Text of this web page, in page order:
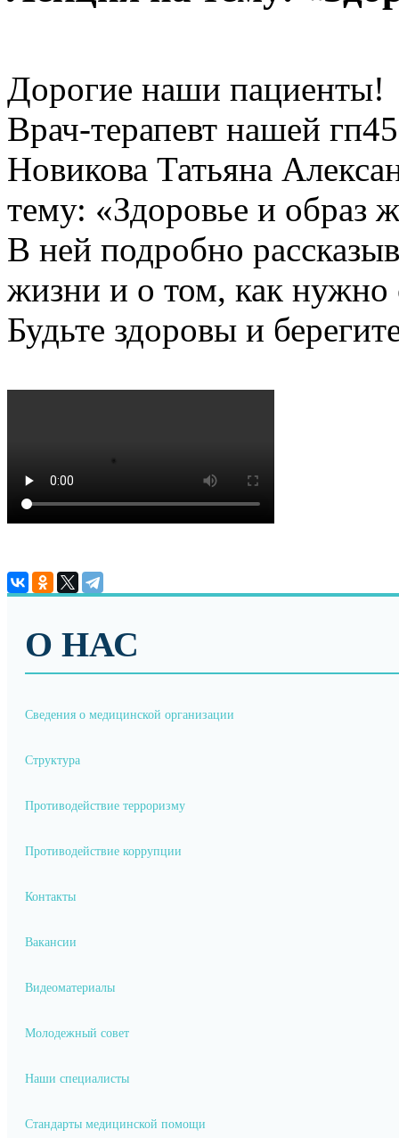
Дорогие наши пациенты!
Врач-терапевт нашей гп45
Новикова Татьяна
тему: «Здоровье и образ
В ней подробно
жизни и о том, как нужно
Будьте здоровы и
О НАС
Сведения о медицинской организации
Структура
Противодействие терроризму
Противодействие коррупции
Контакты
Вакансии
Видеоматериалы
Молодежный совет
Наши специалисты
Стандарты медицинской помощи